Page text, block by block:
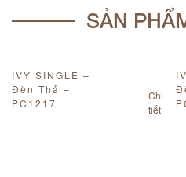
SẢN
IVY SINGLE –
Đèn Thả –
PC1217
Chi
tiết